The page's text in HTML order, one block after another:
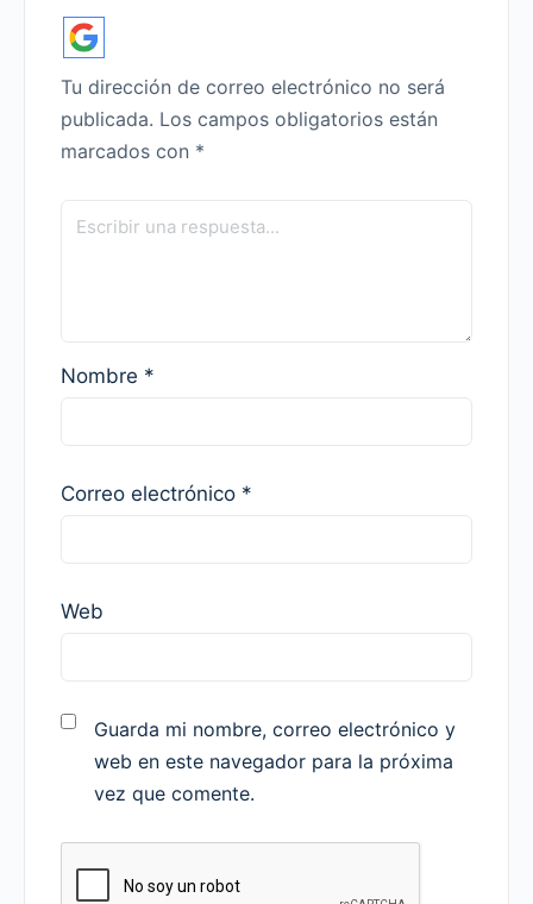
Tu dirección de correo electrónico no será
publicada. Los campos obligatorios están
marcados con *
Nombre *
Correo electrónico *
Web
Guarda mi nombre, correo electrónico y
web en este navegador para la próxima
vez que comente.